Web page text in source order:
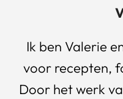
Ik ben Valerie
voor recepten,
Door het werk